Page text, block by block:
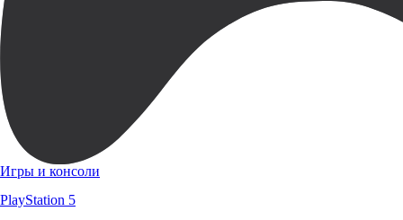
Игры и консоли
PlayStation 5